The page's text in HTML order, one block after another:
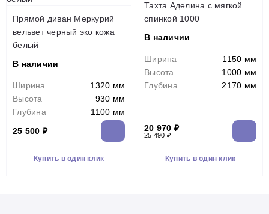
Прямой диван Меркурий
вельвет черный эко кожа
белый
В наличии
Ширина
1320 мм
Высота
930 мм
Глубина
1100 мм
25 500 ₽
Купить в один клик
Тахта Аделина с мягкой
спинкой 1000
В наличии
Ширина
1150 мм
Высота
1000 мм
Глубина
2170 мм
20 970 ₽
25 490 ₽
Купить в один клик